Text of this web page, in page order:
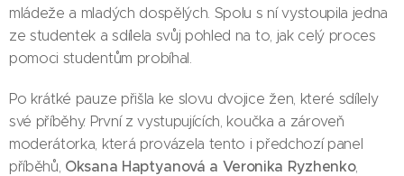
mládeže a mladých dospělých. Spolu s ní vystoupila jedna
ze studentek a sdílela svůj pohled na to, jak celý proces
pomoci studentům probíhal.
Po krátké pauze přišla ke slovu dvojice žen, které sdílely
své příběhy. První z vystupujících, koučka a zároveň
moderátorka, která provázela tento i předchozí panel
příběhů, Oksana Haptyanová a Veronika Ryzhenko,